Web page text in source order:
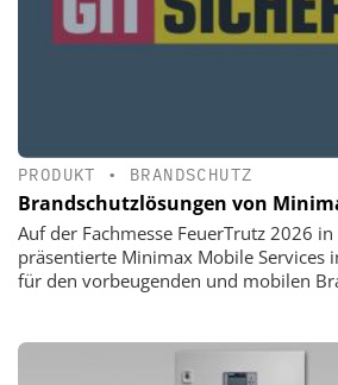
PRODUKT • BRANDSCHUTZ
Brandschutzlösungen von
Auf der Fachmesse FeuerTrutz 2026
präsentierte Minimax Mobile Services
für den vorbeugenden und mobilen